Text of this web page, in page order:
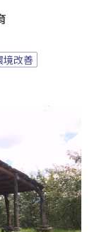
境改善